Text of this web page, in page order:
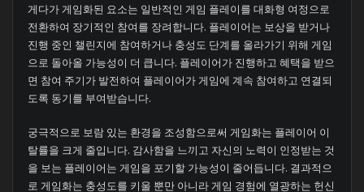
게다가 게임화된 요소는 일반적인 게임 플레이를 대화형 여정으로
전환하여 장기적인 참여를 장려합니다. 플레이어는 보상을 받거나
진행 중인 챌린지에 참여하거나 충성도 단계를 올라가기 위해 게임
으로 돌아올 가능성이 더 큽니다. 플레이어가 진행하고 혜택을 받으
면 참여 주기가 발전하여 플레이어가 게임에 계속 참여하고 연결되
도록 동기를 부여받습니다.
궁극적으로 보람 있는 환경을 조성함으로써 게임화는 플레이어 이
탈률을 크게 줄입니다. 감사함을 느끼고 자신의 노력이 인정받는 것
을 보는 플레이어는 게임을 포기할 가능성이 줄어듭니다. 결과적으
로 게임화는 충성도를 키울 뿐만 아니라 게임 경험에 열광하는 헌신